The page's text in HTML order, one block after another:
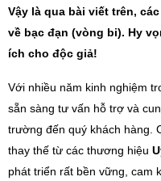
Vậy là qua bài viết trên,
về bạc đạn (vòng bi). Hy
ích cho độc giả!
Với nhiều năm kinh nghiệm
sẵn sàng tư vấn hỗ trợ và
trường đến quý khách hàng.
thay thế từ các thương hiệu
phát triển rất bền vững, cam